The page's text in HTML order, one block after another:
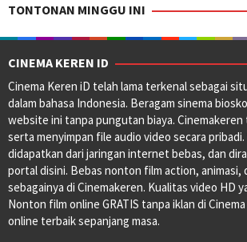
TONTONAN MINGGU INI
CINEMA KEREN ID
Cinema Keren iD telah lama terkenal sebagai
dalam bahasa Indonesia. Beragam sinema
website ini tanpa pungutan biaya.
serta menyimpan file audio video secara
didapatkan dari jaringan internet bebas, dan
portal disini. Bebas nonton film action, animasi,
sebagainya di Cinemakeren. Kualitas video HD
Nonton film online GRATIS tanpa iklan di
online terbaik sepanjang masa.